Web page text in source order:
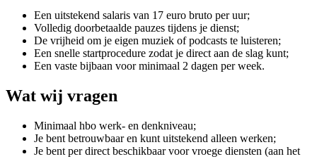
Een uitstekend salaris van 17 euro bruto per uur;
Volledig doorbetaalde pauzes tijdens je dienst;
De vrijheid om je eigen muziek of podcasts te luisteren;
Een snelle startprocedure zodat je direct aan de slag kunt;
Een vaste bijbaan voor minimaal 2 dagen per week.
Wat wij vragen
Minimaal hbo werk- en denkniveau;
Je bent betrouwbaar en kunt uitstekend alleen werken;
Je bent per direct beschikbaar voor vroege diensten (aan het